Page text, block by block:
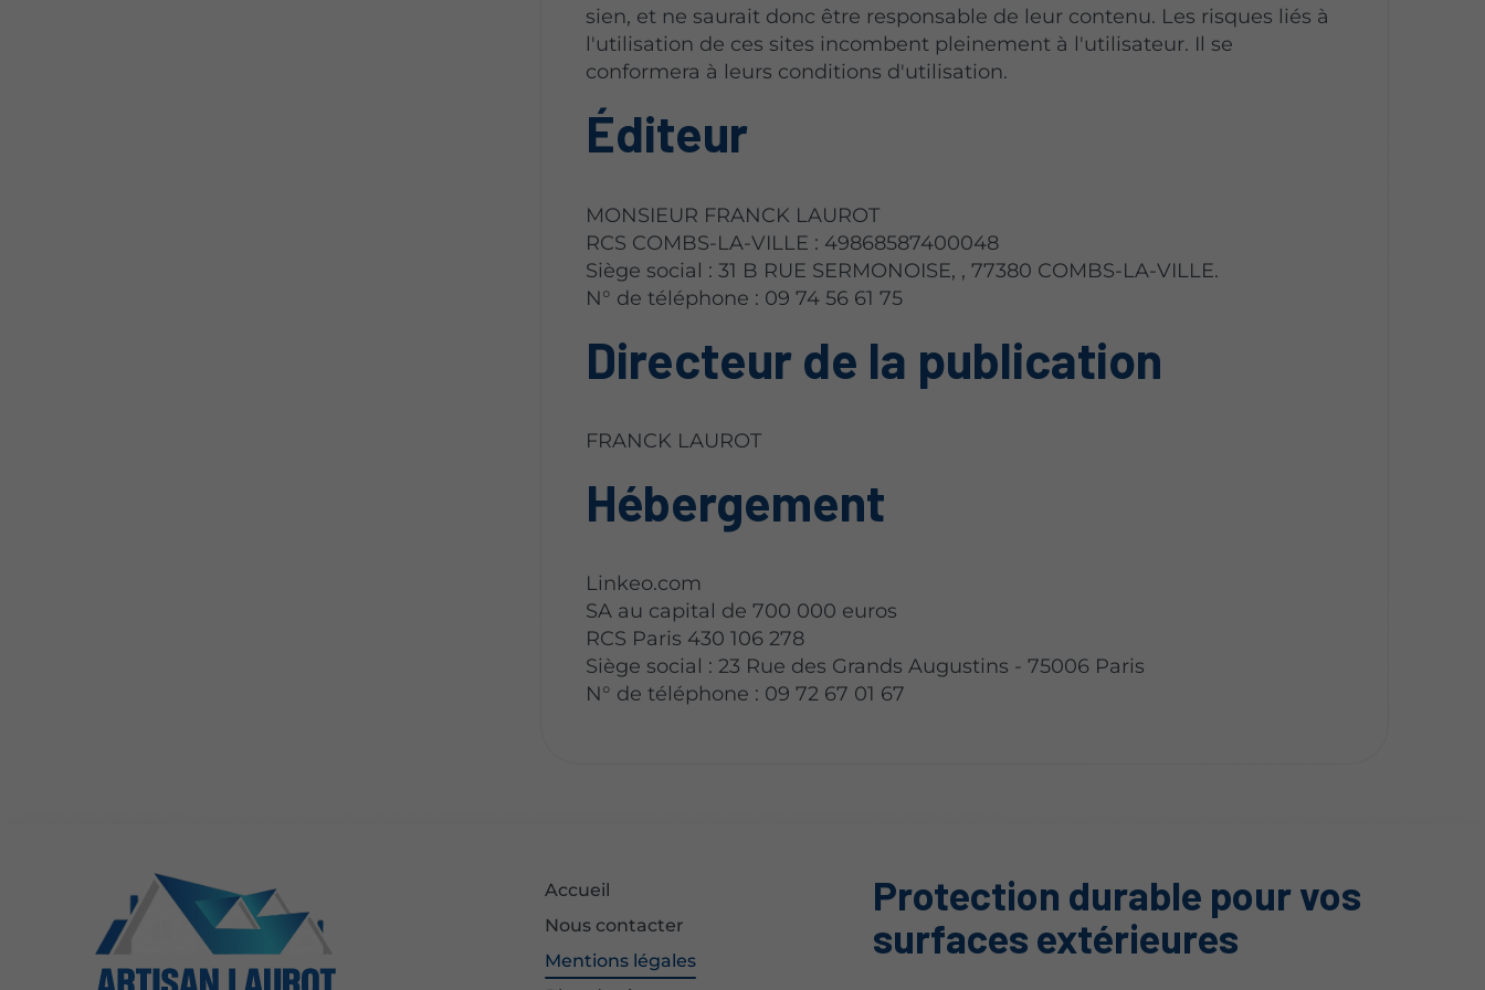
sien, et ne saurait donc être responsable de leur contenu. Les risques liés à
l'utilisation de ces sites incombent pleinement à l'utilisateur. Il se
conformera à leurs conditions d'utilisation.
Éditeur
MONSIEUR FRANCK LAUROT
RCS COMBS-LA-VILLE : 49868587400048
Siège social : 31 B RUE SERMONOISE, , 77380 COMBS-LA-VILLE.
N° de téléphone : 09 74 56 61 75
Directeur de la publication
FRANCK LAUROT
Hébergement
Linkeo.com
SA au capital de 700 000 euros
RCS Paris 430 106 278
Siège social : 23 Rue des Grands Augustins - 75006 Paris
N° de téléphone : 09 72 67 01 67
Accueil
Nous contacter
Mentions légales
Protection durable pour vos
surfaces extérieures